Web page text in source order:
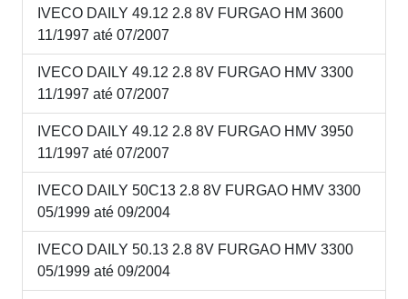
IVECO DAILY 49.12 2.8 8V FURGAO HM 3600
11/1997 até 07/2007
IVECO DAILY 49.12 2.8 8V FURGAO HMV 3300
11/1997 até 07/2007
IVECO DAILY 49.12 2.8 8V FURGAO HMV 3950
11/1997 até 07/2007
IVECO DAILY 50C13 2.8 8V FURGAO HMV 3300
05/1999 até 09/2004
IVECO DAILY 50.13 2.8 8V FURGAO HMV 3300
05/1999 até 09/2004